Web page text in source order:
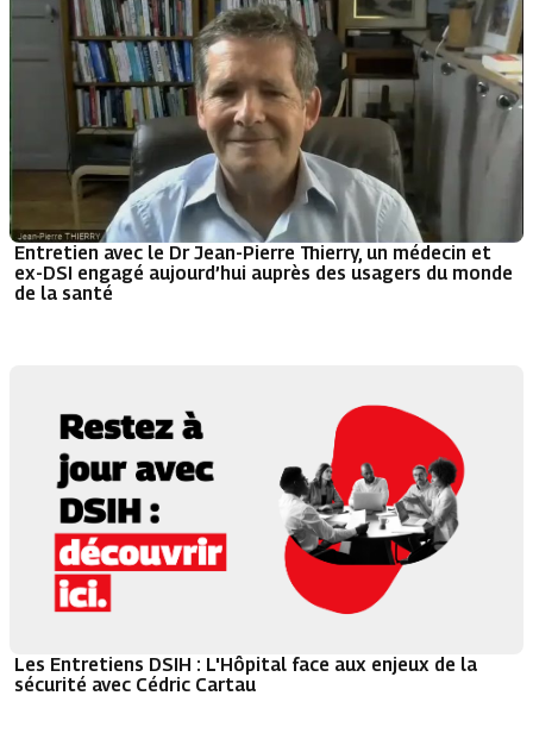
Entretien avec le Dr Jean-Pierre Thierry, un médecin et
ex-DSI engagé aujourd’hui auprès des usagers du monde
de la santé
Les Entretiens DSIH : L'Hôpital face aux enjeux de la
sécurité avec Cédric Cartau